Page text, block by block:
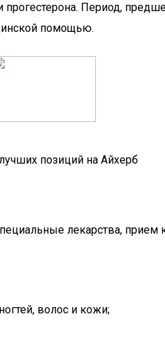
Период,
помощью.
позиций на Айхерб
лекарства, прием
волос и кожи;